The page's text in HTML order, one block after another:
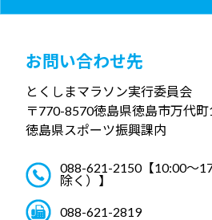
お問い合わせ先
とくしまマラソン実行委員会
〒770-8570徳島県徳島市万代町
徳島県スポーツ振興課内
088-621-2150【10:00～
除く）】
088-621-2819